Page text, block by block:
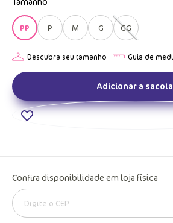
PP P M G GG
Adicionar a sacola
Confira disponibilidade em loja física